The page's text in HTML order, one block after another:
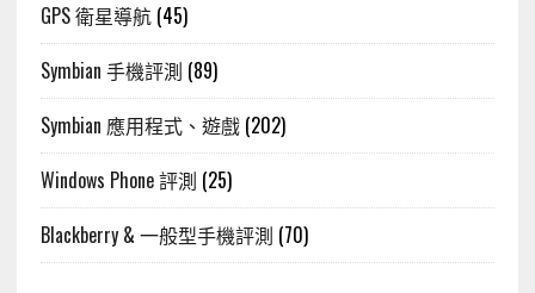
GPS 衛星導航(45)
Symbian 手機評測 (89)
Symbian 應用程式、遊戲(202)
Windows Phone 評測 (25)
Blackberry & 一般型手機評測 (70)